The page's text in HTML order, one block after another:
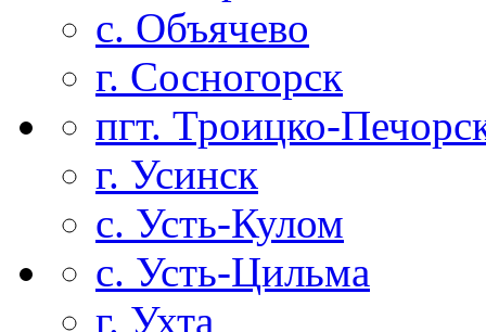
с. Объячево
г. Сосногорск
пгт. Троицко-
г. Усинск
с. Усть-Кулом
с. Усть-Цильма
г. Ухта